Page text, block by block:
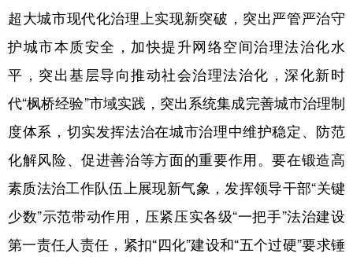
超大城市现代化治理上实现新突破，突出严管严治守
护城市本质安全，加快提升网络空间治理法治化水
平，突出基层导向推动社会治理法治化，深化新时
代“枫桥经验”市域实践，突出系统集成完善城市治理制
度体系，切实发挥法治在城市治理中维护稳定、防范
化解风险、促进善治等方面的重要作用。要在锻造高
素质法治工作队伍上展现新气象，发挥领导干部“关键
少数”示范带动作用，压紧压实各级“一把手”法治建设
第一责任人责任，紧扣“四化”建设和“五个过硬”要求锤